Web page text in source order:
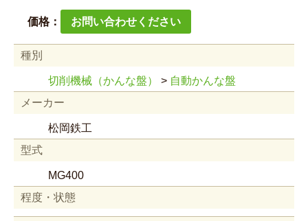
価格： お問い合わせください
種別
切削機械（かんな盤） > 自動かんな盤
メーカー
松岡鉄工
型式
MG400
程度・状態